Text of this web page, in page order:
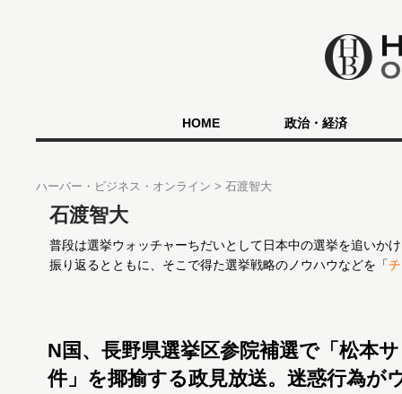
HOME 政治・経済
ハーバー・ビジネス・オンライン 石渡智大
石渡智大
普段は選挙ウォッチャーちだいとして日本中の選挙を追いか
振り返るとともに、そこで得た選挙戦略のノウハウなどを「
N国、長野県選挙区参院補選で「松本
件」を揶揄する政見放送。迷惑行為が